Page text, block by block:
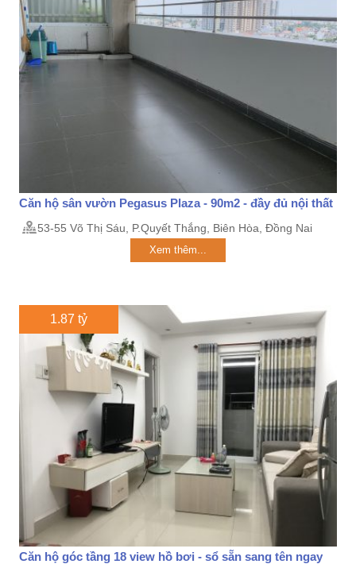
Căn hộ sân vườn Pegasus Plaza - 90m2 - đầy đủ nội thất
53-55 Võ Thị Sáu, P.Quyết Thắng, Biên Hòa, Đồng Nai
Xem thêm...
1.87 tỷ
Căn hộ góc tầng 18 view hồ bơi - sổ sẵn sang tên ngay